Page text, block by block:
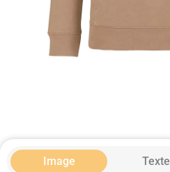
Image Texte